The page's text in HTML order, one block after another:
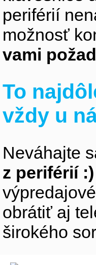
periférií
možnosť
vami
To
vždy u
Neváhajte
z periférií :)
obrátiť aj
širokého